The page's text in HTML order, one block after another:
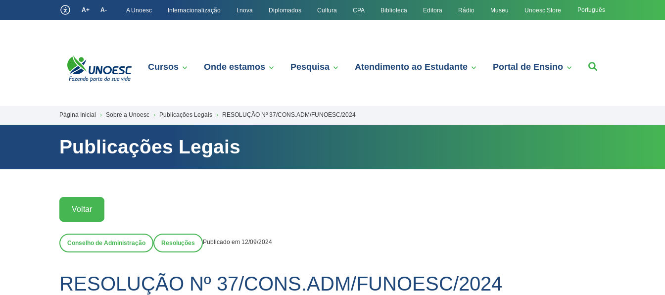
A+ A- A Unoesc Internacionalização I.nova Diplomados Cultura CPA Biblioteca Editora Rádio Museu Unoesc Store Português
Cursos Onde estamos Pesquisa Atendimento ao Estudante Portal de Ensino
Página Inicial Sobre a Unoesc Publicações Legais RESOLUÇÃO Nº 37/CONS.ADM/FUNOESC/2024
Publicações Legais
Voltar
Conselho de Administração Resoluções Publicado em 12/09/2024
RESOLUÇÃO Nº 37/CONS.ADM/FUNOESC/2024